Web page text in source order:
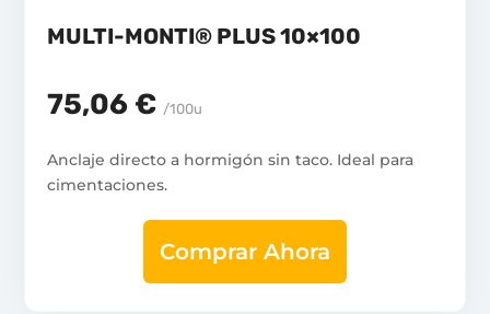
MULTI-MONTI® PLUS 10×100
75,06 €/100u
Anclaje directo a hormigón sin taco. Ideal para
cimentaciones.
Comprar Ahora